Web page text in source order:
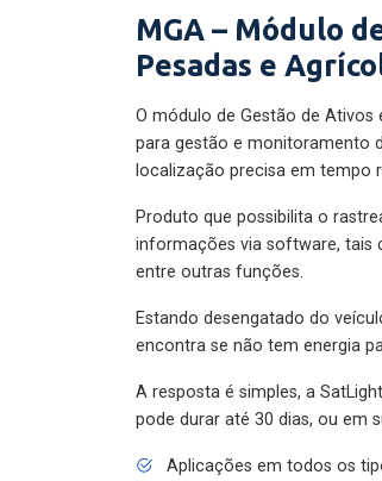
MGA – Módulo
Pesadas e
O módulo de Gestão de
para gestão e monitoramento
localização precisa em tempo
Produto que possibilita o
informações via software, tais
entre outras funções.
Estando desengatado do
encontra se não tem energia
A resposta é simples, a
pode durar até 30 dias, ou em
Aplicações em todos os